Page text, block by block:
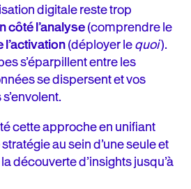
digitale reste trop
côté l’analyse(comprendre le
l’activation(déployer lequoi).
s’éparpillent entre les
se dispersent et vos
cette approche en unifiant
au sein d’une seule et
découverte d’insights jusqu’à